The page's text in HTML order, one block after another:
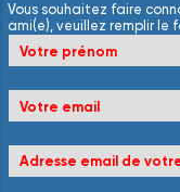
Vous souhaitez faire
ami(e), veuillez remplir le